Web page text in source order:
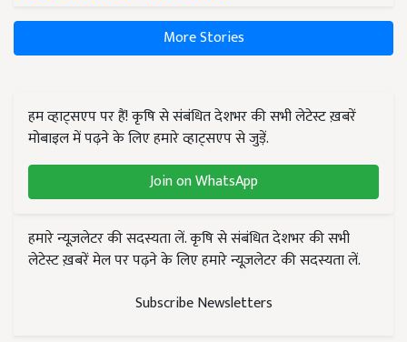
More Stories
हम व्हाट्सएप पर हैं! कृषि से संबंधित देशभर की सभी लेटेस्ट ख़बरें
मोबाइल में पढ़ने के लिए हमारे व्हाट्सएप से जुड़ें.
Join on WhatsApp
हमारे न्यूज़लेटर की सदस्यता लें. कृषि से संबंधित देशभर की सभी
लेटेस्ट ख़बरें मेल पर पढ़ने के लिए हमारे न्यूज़लेटर की सदस्यता लें.
Subscribe Newsletters